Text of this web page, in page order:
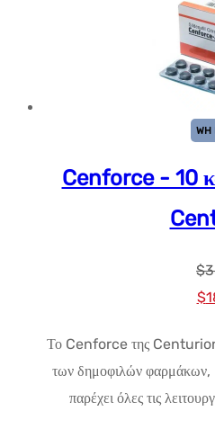
WH
Cenforce - 10
$
$
Το Cenforce της Centurion
των δημοφιλών φαρμάκων,
παρέχει όλες τις